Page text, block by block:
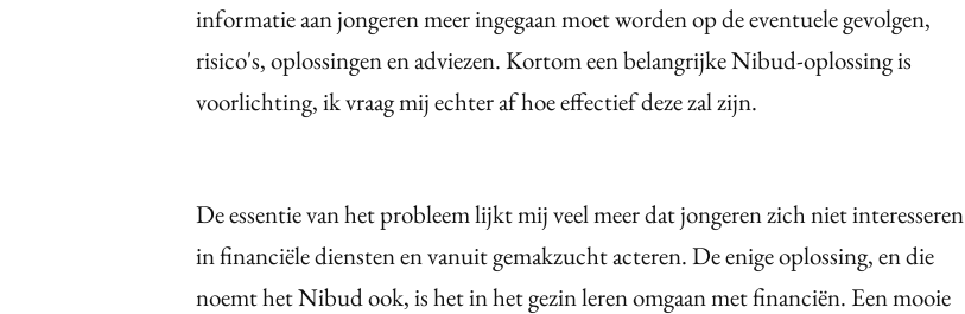
informatie aan jongeren meer ingegaan moet worden op de eventuele gevolgen,
risico's, oplossingen en adviezen. Kortom een belangrijke Nibud-oplossing is
voorlichting, ik vraag mij echter af hoe effectief deze zal zijn.
De essentie van het probleem lijkt mij veel meer dat jongeren zich niet interesseren
in financiële diensten en vanuit gemakzucht acteren. De enige oplossing, en die
noemt het Nibud ook, is het in het gezin leren omgaan met financiën. Een mooie